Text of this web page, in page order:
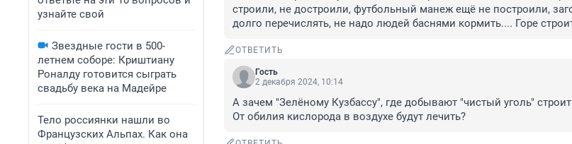
узнайте свой
Звездные гости в 500-
летнем соборе: Криштиану
Роналду готовится сыграть
свадьбу века на Мадейре
Тело россиянки нашли во
Французских Альпах. Как она
строили, не достроили, футбольный манеж ещё не построили,
долго перечислять, не надо людей баснями кормить.... Горе
ОТВЕТИТЬ
Гость
2 декабря 2024, 10:14
А зачем "Зелёному Кузбассу", где добывают "чистый уголь"
От обилия кислорода в воздухе будут лечить?